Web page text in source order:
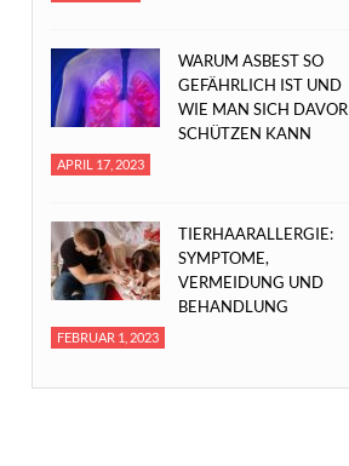
WARUM ASBEST SO
GEFÄHRLICH IST UND
WIE MAN SICH DAVOR
SCHÜTZEN KANN
APRIL 17, 2023
TIERHAARALLERGIE:
SYMPTOME,
VERMEIDUNG UND
BEHANDLUNG
FEBRUAR 1, 2023